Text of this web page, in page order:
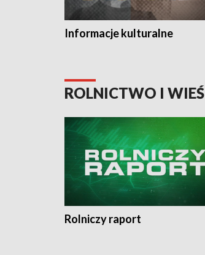
Informacje kulturalne
ROLNICTWO I WIEŚ
Rolniczy raport